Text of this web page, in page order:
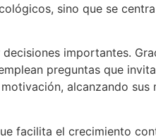
sino que se
importantes.
preguntas que
alcanzando sus
facilita el crecimiento